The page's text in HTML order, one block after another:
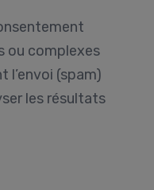
ou complexes
l’envoi (spam)
les résultats